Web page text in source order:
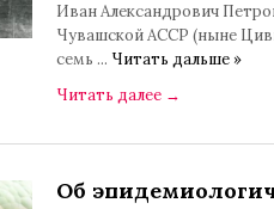
Иван Александрович
Чувашской АССР (ныне
семь ... Читать дальше »
Читать далее →
Об